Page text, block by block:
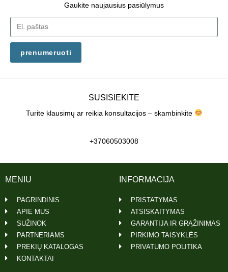
Gaukite naujausius pasiūlymus
prenumeruoti
SUSISIEKITE
Turite klausimų ar reikia konsultacijos – skambinkite
+37060503008
INFORMACIJA
PRISTATYMAS
ATSISKAITYMAS
GARANTIJA IR GRĄŽINIMAS
PIRKIMO TAISYKLĖS
PRIVATUMO POLITIKA
MENIU
PAGRINDINIS
APIE MUS
SUŽINOK
PARTNERIAMS
PREKIŲ KATALOGAS
KONTAKTAI